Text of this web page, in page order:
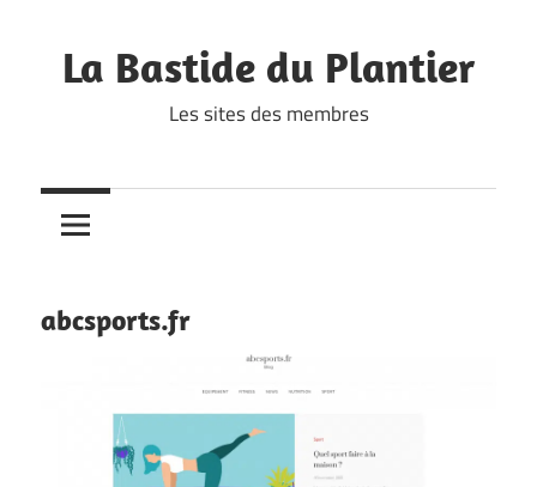
content
La Bastide du Plantier
Les sites des membres
abcsports.fr